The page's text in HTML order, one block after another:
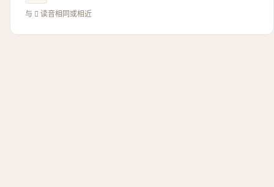
与 𠮦 读音相同或相近